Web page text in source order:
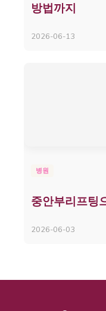
방법까지
2026-06-13
병원
중안부리프팅
2026-06-03